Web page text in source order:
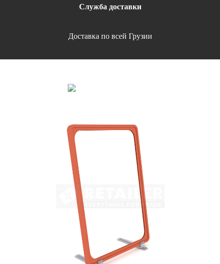
Служба доставки
Доставка по всей Грузии